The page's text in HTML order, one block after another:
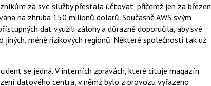
za své služby přestala účtovat, přičemž jen za březen
na zhruba 150 milionů dolarů. Současně AWS svým
dat využili zálohy a důrazně doporučila, aby své
méně rizikových regionů. Některé společnosti tak už
se jedná. V interních zprávách, které cituje magazín
datového centra, v němž bylo z provozu vyřazeno